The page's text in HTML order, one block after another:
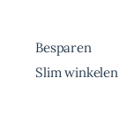
Besparen
Slim winkelen